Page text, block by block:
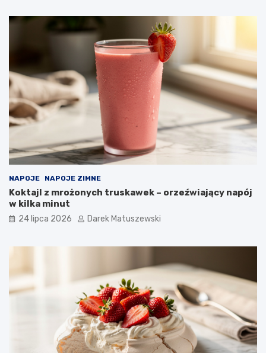
NAPOJE NAPOJE ZIMNE
Koktajl z mrożonych truskawek – orzeźwiający napój
w kilka minut
24 lipca 2026 Darek Matuszewski